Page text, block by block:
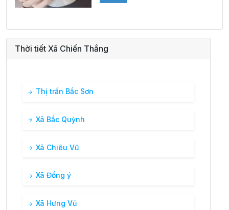
Thời tiết Xã Chiến Thắng
Thị trấn Bắc Sơn
Xã Bắc Quỳnh
Xã Chiêu Vũ
Xã Đồng ý
Xã Hưng Vũ